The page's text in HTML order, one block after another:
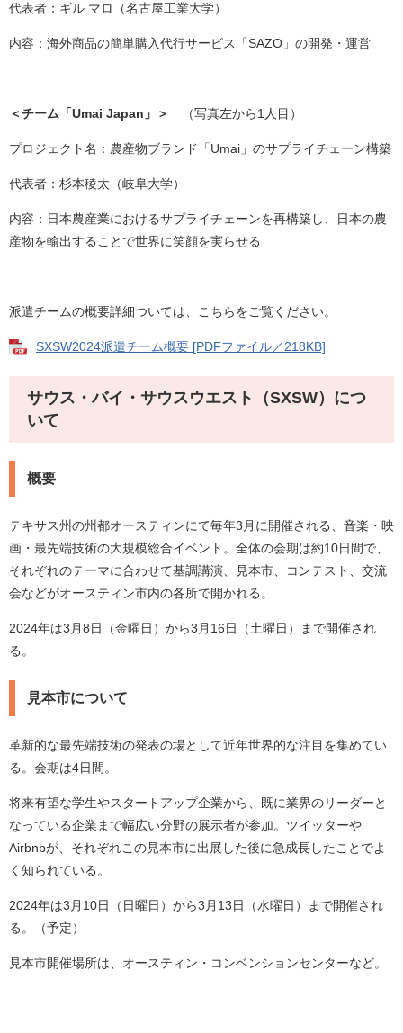
代表者：ギル マロ（名古屋工業大学）
内容：海外商品の簡単購入代行サービス「SAZO」の開発・運営
＜チーム「Umai Japan」＞ （写真左から1人目）​
プロジェクト名：農産物ブランド「Umai」のサプライチェーン構築
代表者：杉本稜太（岐阜大学）
内容：日本農産業におけるサプライチェーンを再構築し、日本の農
産物を輸出することで世界に笑顔を実らせる
派遣チームの概要詳細ついては、こちらをご覧ください。
SXSW2024派遣チーム概要 [PDFファイル／218KB]
サウス・バイ・サウスウエスト（SXSW）につ
いて
概要
テキサス州の州都オースティンにて毎年3月に開催される、音楽・映
画・最先端技術の大規模総合イベント。全体の会期は約10日間で、
それぞれのテーマに合わせて基調講演、見本市、コンテスト、交流
会などがオースティン市内の各所で開かれる。
2024年は3月8日（金曜日）から3月16日（土曜日）まで開催され
る。
見本市について
革新的な最先端技術の発表の場として近年世界的な注目を集めてい
る。会期は4日間。
将来有望な学生やスタートアップ企業から、既に業界のリーダーと
なっている企業まで幅広い分野の展示者が参加。ツイッターや
Airbnbが、それぞれこの見本市に出展した後に急成長したことでよ
く知られている。
2024年は3月10日（日曜日）から3月13日（水曜日）まで開催され
る。（予定）
見本市開催場所は、オースティン・コンベンションセンターなど。